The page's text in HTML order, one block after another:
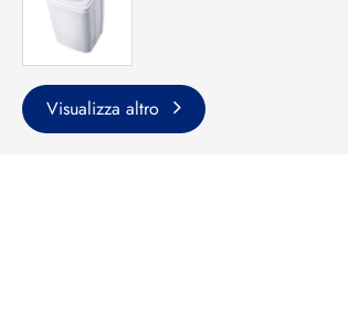
Visualizza altro